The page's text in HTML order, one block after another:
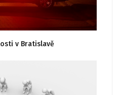
v Bratislavě